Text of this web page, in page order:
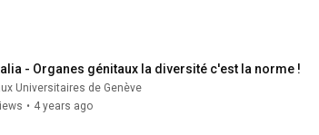
- Organes génitaux la diversité c'est la norme !
Universitaires de Genève
• 4 years ago